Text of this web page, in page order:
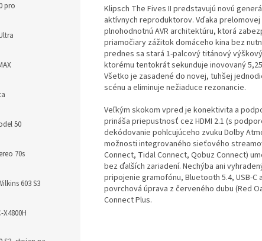
pro
50
70s
603 S3
X4800H
Klipsch The Fives II predstavujú novú
aktívnych reproduktorov. Vďaka
plnohodnotnú AVR architektúru, ktorá
priamočiary zážitok domáceho kina bez
prednes sa stará 1-palcový titánový
ktorému tentokrát sekunduje inovovaný
Všetko je zasadené do novej, tuhšej
scénu a eliminuje nežiaduce rezonancie.
Veľkým skokom vpred je konektivita a
prináša priepustnosť cez HDMI 2.1 (s
dekódovanie pohlcujúceho zvuku Dolby
možnosti integrovaného sieťového
Connect, Tidal Connect, Qobuz Connect)
bez ďalších zariadení. Nechýba ani
pripojenie gramofónu, Bluetooth 5.4, USB-
povrchová úprava z červeného dubu (Red
Connect Plus.